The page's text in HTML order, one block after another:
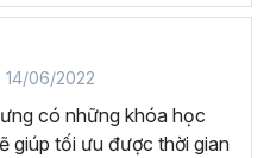
Word để hoàn thành các
văn bản, hợp đồng, báo
và gây ấn tượng trong
14/06/2022
có những khóa học
giúp tối ưu được thời gian